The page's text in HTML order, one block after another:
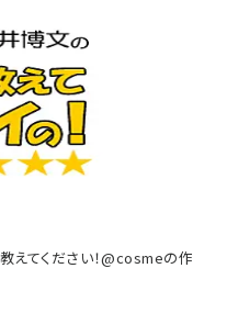
えてください！@cosmeの作